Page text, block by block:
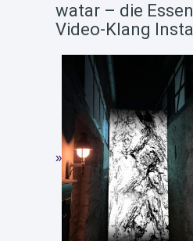
watar – die
Video-Klang